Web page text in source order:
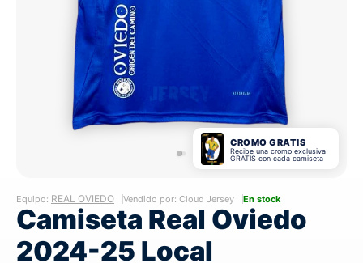
CROMO GRATIS
Recibe una cromo exclusiva
GRATIS con cada camiseta
Equipo: REAL OVIEDO Vendido por: Cloud Jersey En stock
Camiseta Real Oviedo
2024-25 Local